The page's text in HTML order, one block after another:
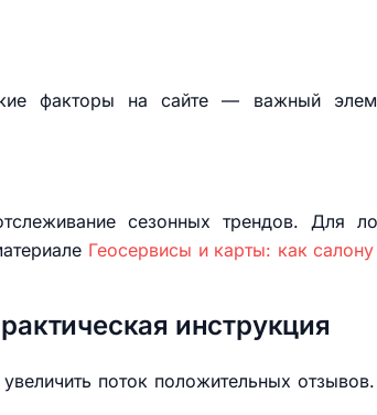
факторы на сайте — важный
сезонных трендов. Для
Геосервисы и карты: как салону
инструкция
поток положительных